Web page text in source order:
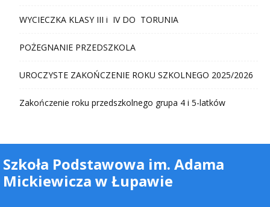
WYCIECZKA KLASY III i IV DO TORUNIA
POŻEGNANIE PRZEDSZKOLA
UROCZYSTE ZAKOŃCZENIE ROKU SZKOLNEGO 2025/2026
Zakończenie roku przedszkolnego grupa 4 i 5-latków
Szkoła Podstawowa im. Adama
Mickiewicza w Łupawie